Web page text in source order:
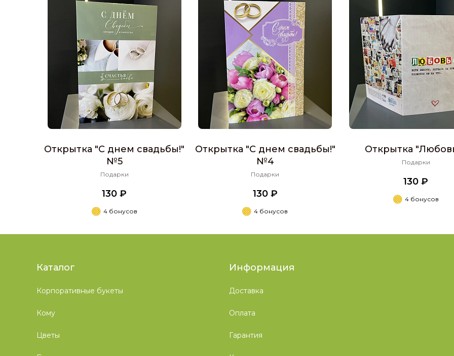
Открытка "С днем свадьбы!"
№5
Подарки
130 ₽
4 бонусов
Открытка "С днем свадьбы!"
№4
Подарки
130 ₽
4 бонусов
Открытка
Подарки
130 ₽
4 бонусов
Каталог
Корпоративные букеты
Кому
Цветы
Информация
Доставка
Оплата
Гарантия